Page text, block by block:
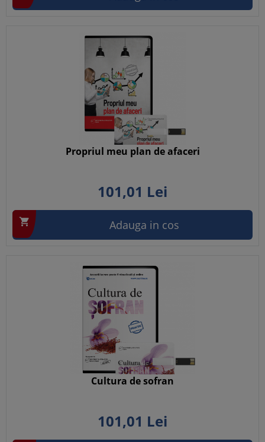
Propriul meu plan de afaceri
101,01 Lei
 Adauga in cos
Cultura de sofran
101,01 Lei